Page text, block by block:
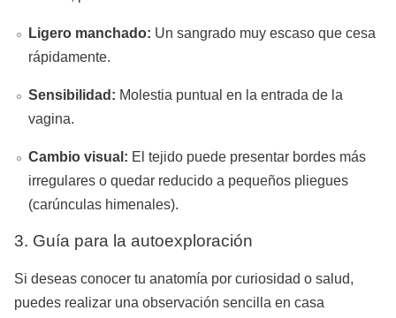
Ligero manchado: Un sangrado muy escaso que cesa
rápidamente.
Sensibilidad: Molestia puntual en la entrada de la
vagina.
Cambio visual: El tejido puede presentar bordes más
irregulares o quedar reducido a pequeños pliegues
(carúnculas himenales).
3. Guía para la autoexploración
Si deseas conocer tu anatomía por curiosidad o salud,
puedes realizar una observación sencilla en casa